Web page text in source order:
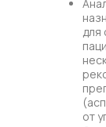
для
от